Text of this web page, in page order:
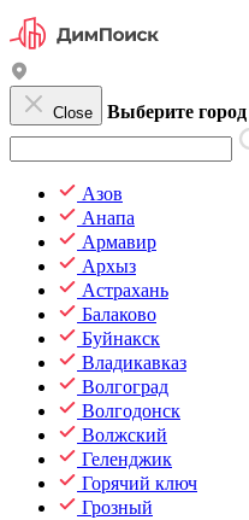
Close Выберите город
Азов
Анапа
Армавир
Архыз
Астрахань
Балаково
Буйнакск
Владикавказ
Волгоград
Волгодонск
Волжский
Геленджик
Горячий ключ
Грозный